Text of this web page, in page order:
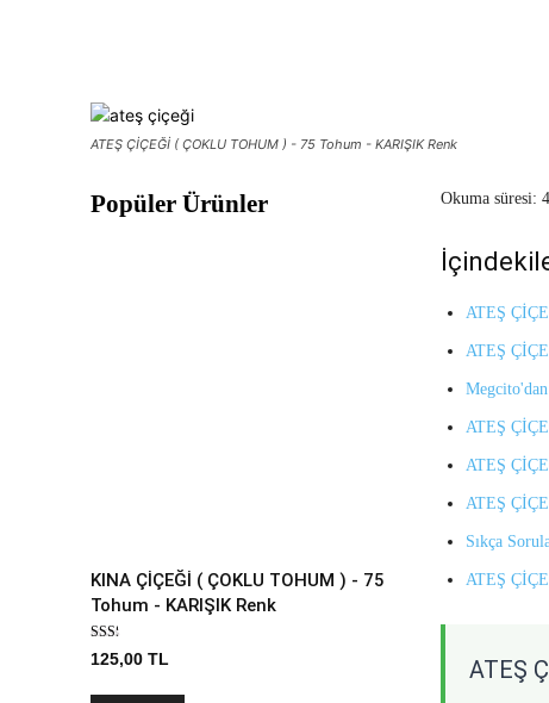
ATEŞ ÇİÇEĞİ ( ÇOKLU TOHUM ) - 75 Tohum - KARIŞIK Renk
Popüler Ürünler
KINA ÇİÇEĞİ ( ÇOKLU TOHUM ) - 75
Tohum - KARIŞIK Renk
125,00 TL
Okuma süresi:
ATEŞ
ATEŞ
ATEŞ
ATEŞ
ATEŞ
Sıkça
ATEŞ
ATEŞ